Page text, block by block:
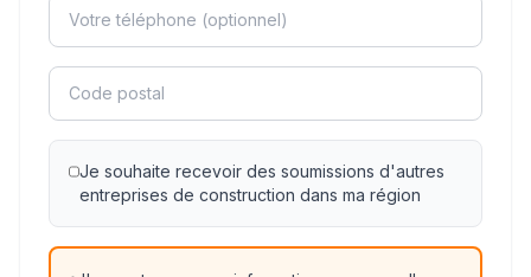
Je souhaite recevoir des soumissions d'autres
entreprises de construction dans ma région